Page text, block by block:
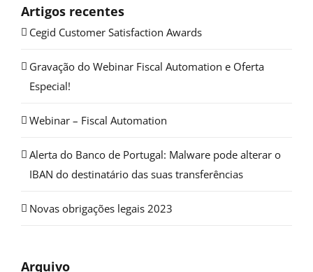
Artigos recentes
Cegid Customer Satisfaction Awards
Gravação do Webinar Fiscal Automation e Oferta
Especial!
Webinar – Fiscal Automation
Alerta do Banco de Portugal: Malware pode alterar o
IBAN do destinatário das suas transferências
Novas obrigações legais 2023
Arquivo